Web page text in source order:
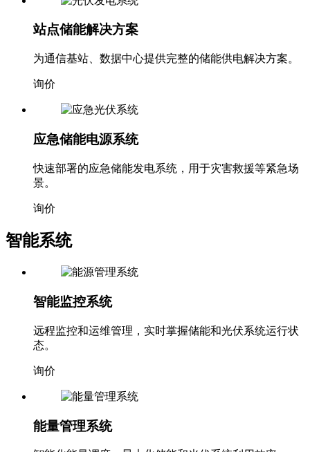
站点储能解决方案
为通信基站、数据中心提供完整的储能供电解决方案。
询价
应急储能电源系统
快速部署的应急储能发电系统，用于灾害救援等紧急场
景。
询价
智能系统
智能监控系统
远程监控和运维管理，实时掌握储能和光伏系统运行状
态。
询价
能量管理系统